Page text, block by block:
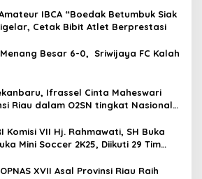
IBCA “Boedak Betumbuk Siak
Cetak Bibit Atlet Berprestasi
Besar 6-0, Sriwijaya FC Kalah
Ifrassel Cinta Maheswari
Riau dalam O2SN tingkat Nasional
Komisi VII Hj. Rahmawati, SH Buka
Mini Soccer 2K25, Diikuti 29 Tim
XVII Asal Provinsi Riau Raih